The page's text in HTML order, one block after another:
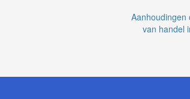
Aanhoudingen
van handel